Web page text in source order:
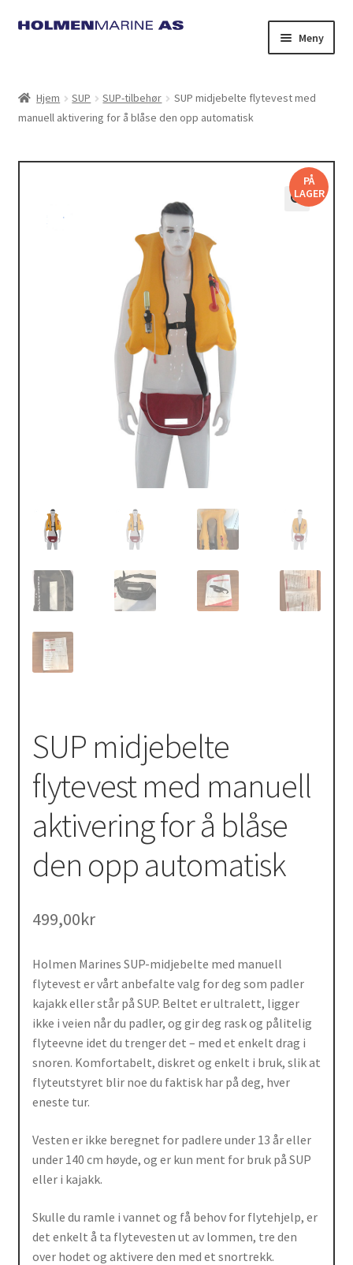
Hopp
Hopp
Meny
Hjem SUP SUP-tilbehør
SUP midjebelte flytevest med
manuell aktivering for å blåse den opp automatisk
PÅ
LAGER
SUP midjebelte
flytevest med manuell
aktivering for å blåse
den opp automatisk
499,00kr
Holmen Marines SUP-midjebelte med manuell
flytevest er vårt anbefalte valg for deg som padler
kajakk eller står på SUP. Beltet er ultralett, ligger
ikke i veien når du padler, og gir deg rask og pålitelig
flyteevne idet du trenger det – med et enkelt drag i
snoren. Komfortabelt, diskret og enkelt i bruk, slik at
flyteutstyret blir noe du faktisk har på deg, hver
eneste tur.
Vesten er ikke beregnet for padlere under 13 år eller
under 140 cm høyde, og er kun ment for bruk på SUP
eller i kajakk.
Skulle du ramle i vannet og få behov for flytehjelp, er
det enkelt å ta flytevesten ut av lommen, tre den
over hodet og aktivere den med et snortrekk.